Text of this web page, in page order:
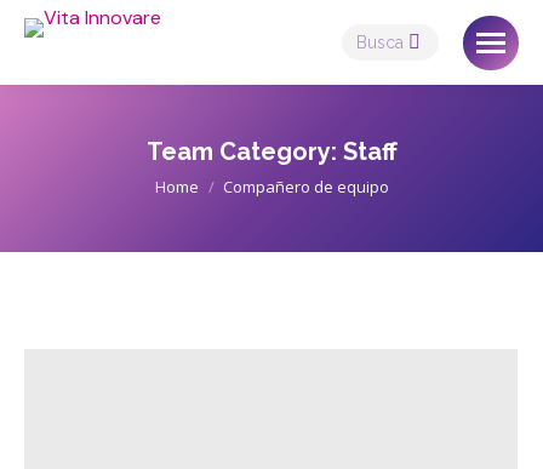
Search:
Team Category: Staff
You are here:
Home Compañero de equipo